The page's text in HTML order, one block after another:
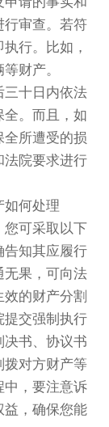
行审查。若符
行。比如，
财产。
三十日内依法
全。而且，如
全所遭受的损
法院要求进行
如何处理
您可采取以下
告知其应履行
无果，可向法
的财产分割
提交强制执行
决书、协议书
拨对方财产等
中，要注意诉
益，确保您能